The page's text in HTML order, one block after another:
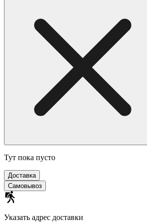
Тут пока пусто
Доставка
Самовывоз
Указать адрес доставки